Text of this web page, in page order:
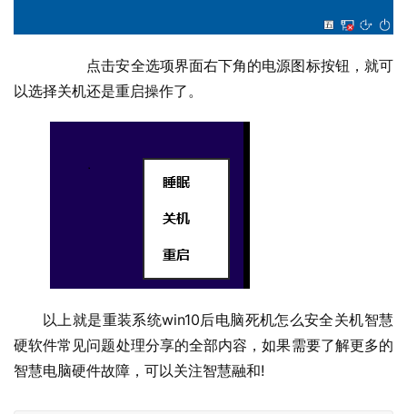
以选择关机还是重启操作了。
以上就是重装系统win10后电脑死机怎么安全关机智慧
硬软件常见问题处理分享的全部内容，如果需要了解更多的
智慧电脑硬件故障，可以关注智慧融和